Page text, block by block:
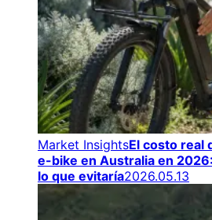
Market InsightsEl costo real
e-bike en Australia en
lo que evitaría2026.05.13